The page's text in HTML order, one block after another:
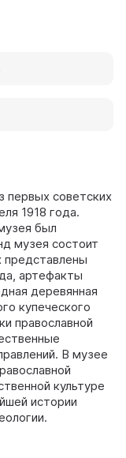
первых советских
1918 года.
был
музея состоит
представлены
артефакты
деревянная
купеческого
православной
В музее
культуре
истории